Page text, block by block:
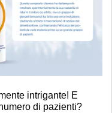
intrigante! E
di pazienti?